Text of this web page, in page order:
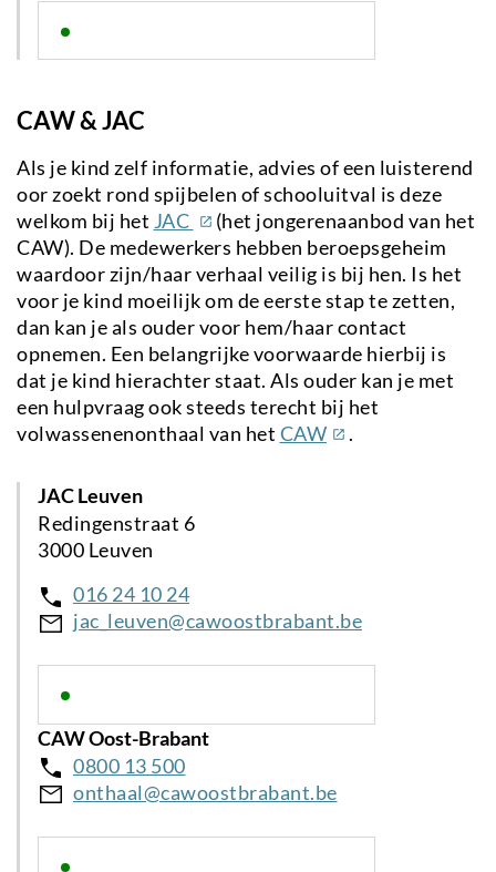
CAW & JAC
Als je kind zelf informatie, advies of een luisterend
oor zoekt rond spijbelen of schooluitval is deze
welkom bij het JAC (externe
link)
(het jongerenaanbod van het
CAW). De medewerkers hebben beroepsgeheim
waardoor zijn/haar verhaal veilig is bij hen. Is het
voor je kind moeilijk om de eerste stap te zetten,
dan kan je als ouder voor hem/haar contact
opnemen. Een belangrijke voorwaarde hierbij is
dat je kind hierachter staat. Als ouder kan je met
een hulpvraag ook steeds terecht bij het
volwassenenonthaal van het CAW(externe
.
JAC Leuven
Redingenstraat 6
3000 Leuven
016 24 10 24
jac_leuven@cawoostbrabant.be
CAW Oost-Brabant
0800 13 500
onthaal@cawoostbrabant.be